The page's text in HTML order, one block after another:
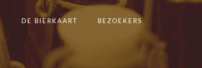
DE BIERKAART BEZOEKERS